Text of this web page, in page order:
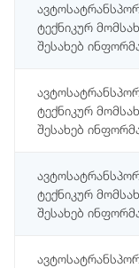
ტექნიკურ
შესახებ
ტექნიკურ
შესახებ
ტექნიკურ
შესახებ